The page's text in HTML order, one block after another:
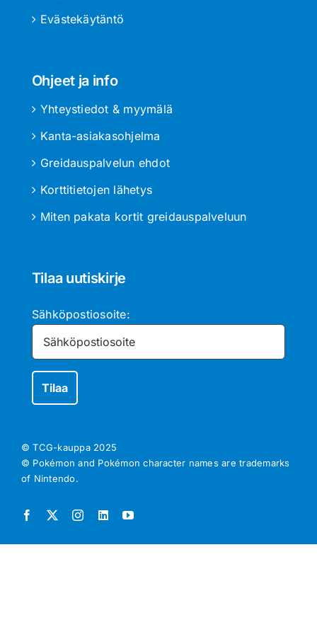
Evästekäytäntö
Ohjeet ja info
Yhteystiedot & myymälä
Kanta-asiakasohjelma
Greidauspalvelun ehdot
Korttitietojen lähetys
Miten pakata kortit greidauspalveluun
Tilaa uutiskirje
Sähköpostiosoite:
© TCG-kauppa 2025
© Pokémon and Pokémon character names are trademarks
of Nintendo.